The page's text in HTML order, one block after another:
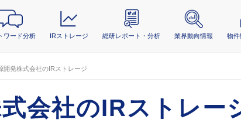
ワード分析 IRストレージ 総研レポート・分析 業界動向情報 物件
開発株式会社のIRストレージ
会社のIRストレー